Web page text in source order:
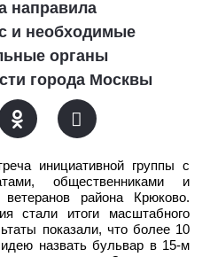
направила
и необходимые
органы
города Москвы
инициативной группы с
общественниками и
района Крюково.
стали итоги масштабного
показали, что более 10
назвать бульвар в 15-м